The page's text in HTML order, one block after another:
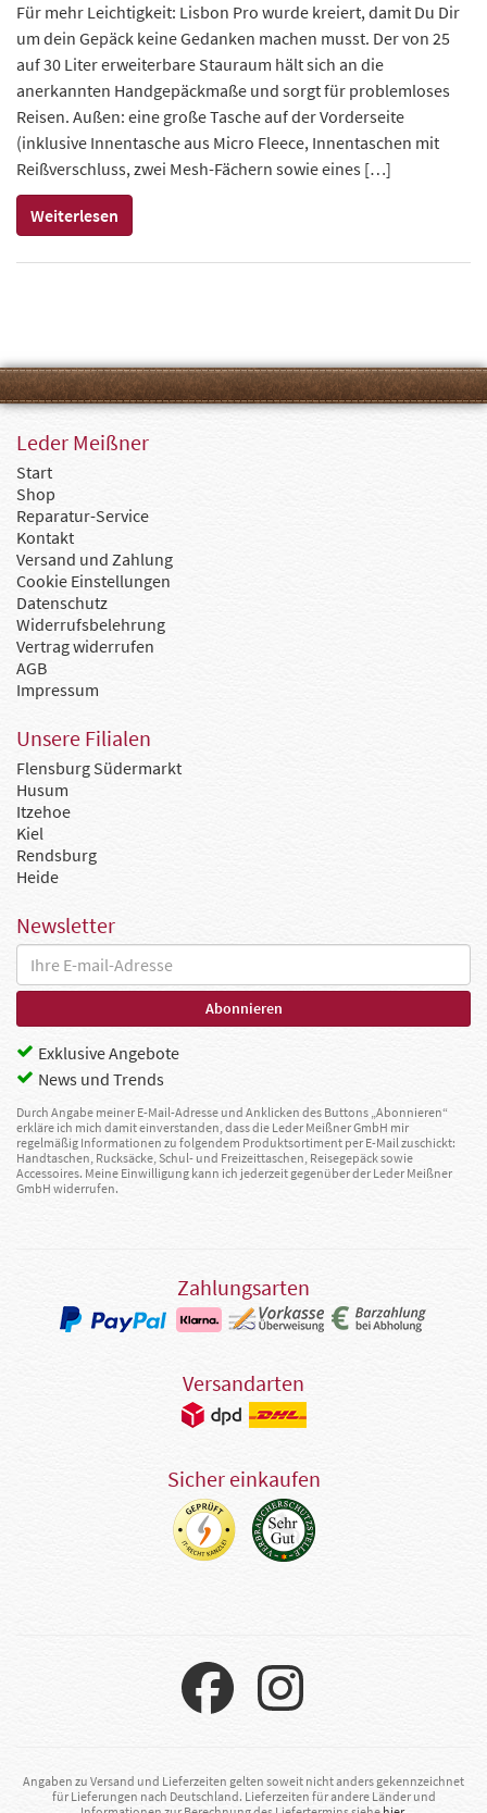
Für mehr Leichtigkeit: Lisbon Pro wurde kreiert, damit Du Dir
um dein Gepäck keine Gedanken machen musst. Der von 25
auf 30 Liter erweiterbare Stauraum hält sich an die
anerkannten Handgepäckmaße und sorgt für problemloses
Reisen. Außen: eine große Tasche auf der Vorderseite
(inklusive Innentasche aus Micro Fleece, Innentaschen mit
Reißverschluss, zwei Mesh-Fächern sowie eines […]
Weiterlesen
Leder Meißner
Start
Shop
Reparatur-Service
Kontakt
Versand und Zahlung
Cookie Einstellungen
Datenschutz
Widerrufsbelehrung
Vertrag widerrufen
AGB
Impressum
Unsere Filialen
Flensburg Südermarkt
Husum
Itzehoe
Kiel
Rendsburg
Heide
Newsletter
Exklusive Angebote
News und Trends
Durch Angabe meiner E-Mail-Adresse und Anklicken des Buttons „Abonnieren“
erkläre ich mich damit einverstanden, dass die Leder Meißner GmbH mir
regelmäßig Informationen zu folgendem Produktsortiment per E-Mail zuschickt:
Handtaschen, Rucksäcke, Schul- und Freizeittaschen, Reisegepäck sowie
Accessoires. Meine Einwilligung kann ich jederzeit gegenüber der Leder Meißner
GmbH widerrufen.
Zahlungsarten
Versandarten
Sicher einkaufen
Angaben zu Versand und Lieferzeiten gelten soweit nicht anders gekennzeichnet
für Lieferungen nach Deutschland. Lieferzeiten für andere Länder und